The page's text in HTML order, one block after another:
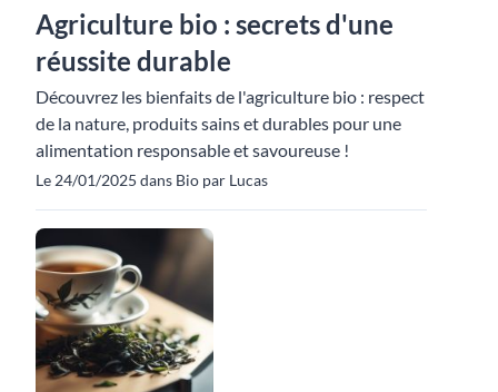
Agriculture bio : secrets d'une
réussite durable
Découvrez les bienfaits de l'agriculture bio : respect
de la nature, produits sains et durables pour une
alimentation responsable et savoureuse !
Le 24/01/2025 dans Bio par Lucas